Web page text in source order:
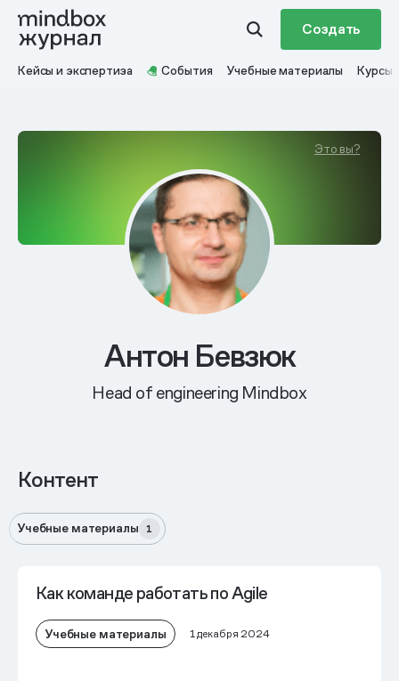
Создать
Кейсы и экспертиза События Учебные материалы Курсы
Это вы?
Антон Бевзюк
Head of engineering Mindbox
Контент
Учебные материалы 1
Как команде работать по Agile
Учебные материалы 1 декабря 2024